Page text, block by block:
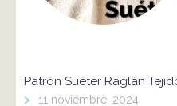
Patrón Suéter Raglán
> 11 noviembre, 2024